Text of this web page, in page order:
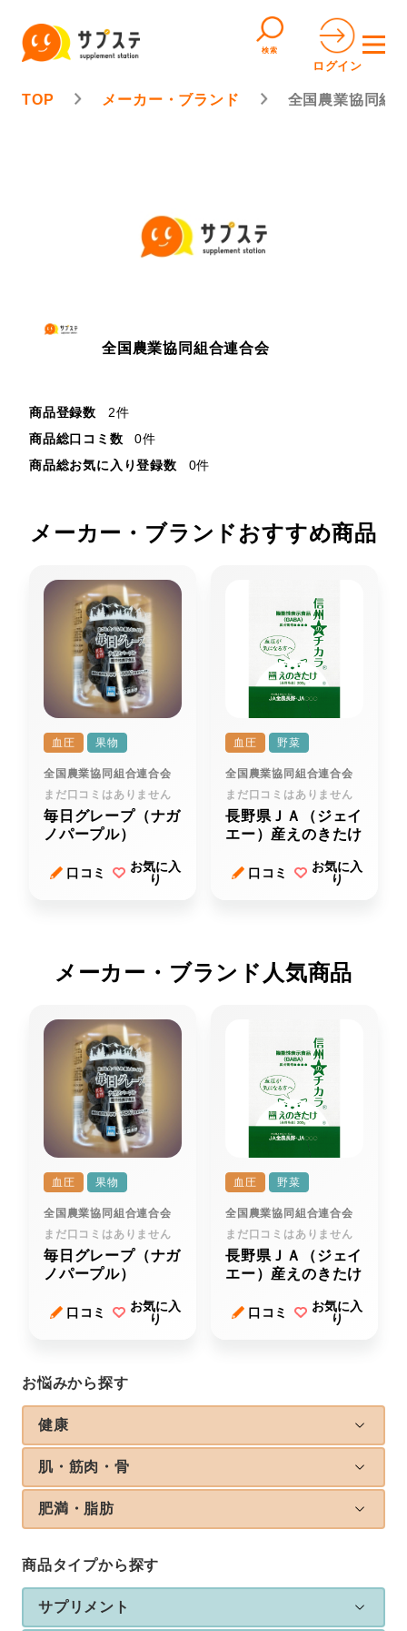
検索
ログイン
TOP メーカー・ブランド 全国農業協同組
お悩みから探す
健康
肌・筋肉・骨
肥満・脂肪
商品タイプから探す
サプリメント
全国農業協同組合連合会
商品登録数
2件
商品総口コミ数
0件
商品総お気に入り登録数
0件
メーカー・ブランドおすすめ商品
血圧 果物
全国農業協同組合連合会
まだ口コミはありません
毎日グレープ（ナガ
ノパープル）
口コミ
お気に入
り
血圧 野菜
全国農業協同組合連合会
まだ口コミはありません
長野県ＪＡ（ジェイ
エー）産えのきたけ
口コミ
お気に入
り
メーカー・ブランド人気商品
血圧 果物
全国農業協同組合連合会
まだ口コミはありません
毎日グレープ（ナガ
ノパープル）
口コミ
お気に入
り
血圧 野菜
全国農業協同組合連合会
まだ口コミはありません
長野県ＪＡ（ジェイ
エー）産えのきたけ
口コミ
お気に入
り